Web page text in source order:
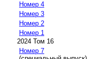
Номер 4
Номер 3
Номер 2
Номер 1
2024 Том 16
Номер 7